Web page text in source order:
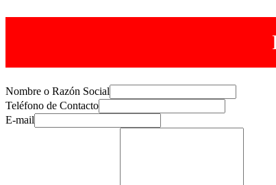
Nombre o Razón Social
Teléfono de Contacto
E-mail